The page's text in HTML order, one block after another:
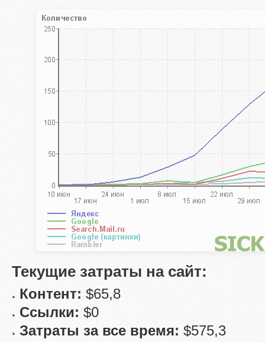
Текущие затраты на сайт:
Контент: $65,8
Ссылки: $0
Затраты за все время: $575,3